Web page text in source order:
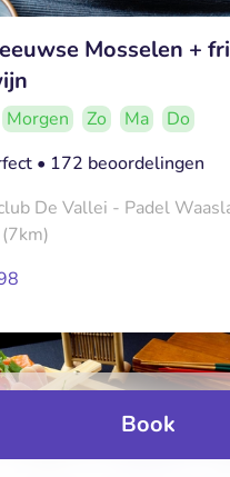
Book
Mosselen +
Morgen Zo Ma
Do
• 172 beoordelingen
De Vallei - Padel